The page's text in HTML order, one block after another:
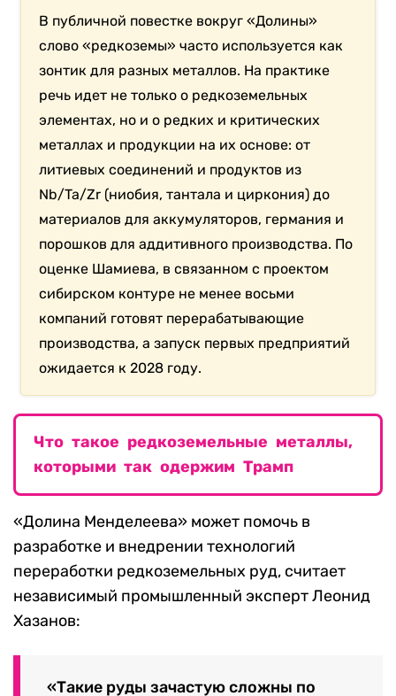
В публичной повестке вокруг «Долины»
слово «редкоземы» часто используется как
зонтик для разных металлов. На практике
речь идет не только о редкоземельных
элементах, но и о редких и критических
металлах и продукции на их основе: от
литиевых соединений и продуктов из
Nb/Ta/Zr (ниобия, тантала и циркония) до
материалов для аккумуляторов, германия и
порошков для аддитивного производства. По
оценке Шамиева, в связанном с проектом
сибирском контуре не менее восьми
компаний готовят перерабатывающие
производства, а запуск первых предприятий
ожидается к 2028 году.
Что такое редкоземельные металлы,
которыми так одержим Трамп
«Долина Менделеева» может помочь в
разработке и внедрении технологий
переработки редкоземельных руд, считает
независимый промышленный эксперт Леонид
Хазанов:
«Такие руды зачастую сложны по